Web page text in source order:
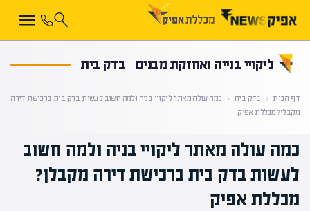
ליקויי בנייה ואחזקת מבנים בדק בית
דף הבית ‹ בדק בית ‹
כמה עולה מאתר ליקויי בניה ולמה חשוב לעשות בדק בית ברכישת דירה
מקבלן? מכללת אפיק
כמה עולה מאתר ליקויי בניה ולמה חשוב
לעשות בדק בית ברכישת דירה מקבלן?
מכללת אפיק